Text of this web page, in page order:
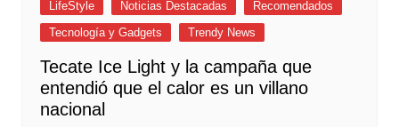
LifeStyle Noticias Destacadas
Recomendados
Tecnología y Gadgets
Trendy News
Tecate Ice Light y la campaña que
entendió que el calor es un villano
nacional